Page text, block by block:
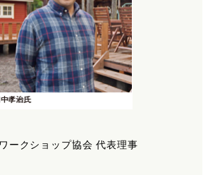
ークショップ協会 代表理事